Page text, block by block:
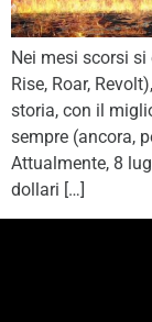
Nei mesi scorsi
Rise, Roar,
storia, con il
sempre (ancora,
Attualmente, 8
dollari […]